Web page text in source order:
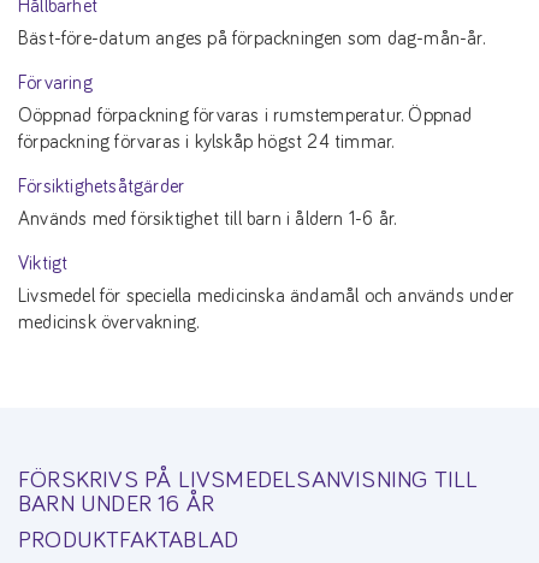
Hållbarhet
Bäst-före-datum anges på förpackningen som dag-mån-år.
Förvaring
Oöppnad förpackning förvaras i rumstemperatur. Öppnad
förpackning förvaras i kylskåp högst 24 timmar.
Försiktighetsåtgärder
Används med försiktighet till barn i åldern 1-6 år.
Viktigt
Livsmedel för speciella medicinska ändamål och används under
medicinsk övervakning.
FÖRSKRIVS PÅ LIVSMEDELSANVISNING TILL
BARN UNDER 16 ÅR
PRODUKTFAKTABLAD